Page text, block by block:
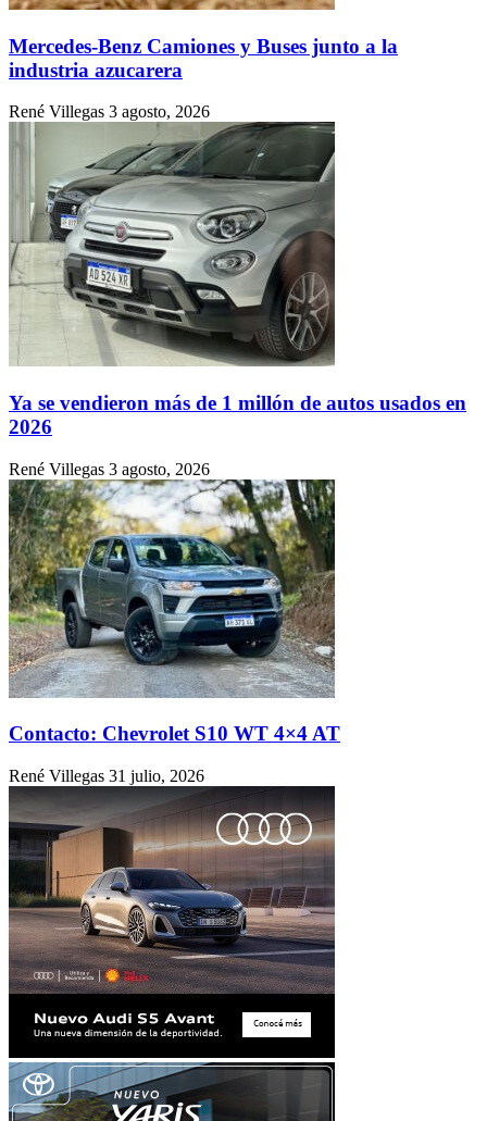
Mercedes-Benz Camiones y Buses junto a la
industria azucarera
René Villegas 3 agosto, 2026
Ya se vendieron más de 1 millón de autos usados en
2026
René Villegas 3 agosto, 2026
Contacto: Chevrolet S10 WT 4×4 AT
René Villegas 31 julio, 2026